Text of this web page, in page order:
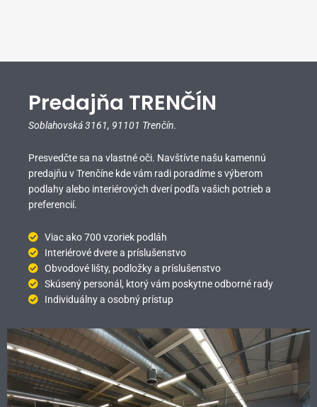
Predajňa TRENČÍN
Soblahovská 3161, 91101 Trenčín.
Presvedčte sa na vlastné oči. Navštívte našu kamennú
predajňu v Trenčíne kde vám radi poradíme s výberom
podlahy alebo interiérových dverí podľa vašich potrieb a
preferencií.
Viac ako 700 vzoriek podláh
Interiérové dvere a príslušenstvo
Obvodové lišty, podložky a príslušenstvo
Skúsený personál, ktorý vám poskytne odborné rady
Individuálny a osobný prístup